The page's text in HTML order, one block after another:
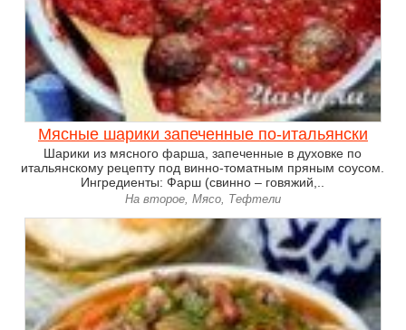
Мясные шарики запеченные по-итальянски
Шарики из мясного фарша, запеченные в духовке по
итальянскому рецепту под винно-томатным пряным соусом.
Ингредиенты: Фарш (свинно – говяжий,..
На второе, Мясо, Тефтели